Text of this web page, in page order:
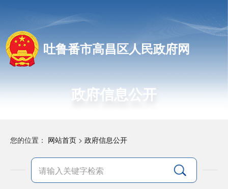
吐鲁番市高昌区人民政府网
政府信息公开
您的位置： 网站首页 > 政府信息公开